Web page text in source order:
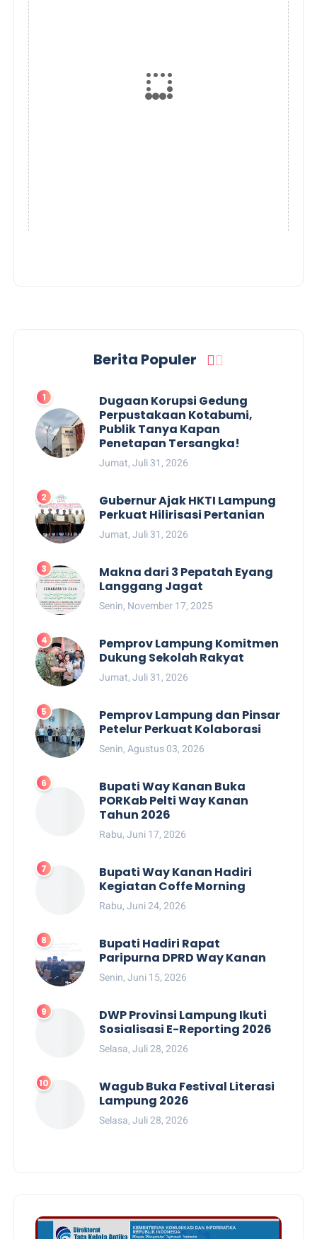
Berita Populer
Dugaan Korupsi Gedung
Perpustakaan Kotabumi,
Publik Tanya Kapan
Penetapan Tersangka!
Jumat, Juli 31, 2026
Gubernur Ajak HKTI Lampung
Perkuat Hilirisasi Pertanian
Jumat, Juli 31, 2026
Makna dari 3 Pepatah Eyang
Langgang Jagat
Senin, November 17, 2025
Pemprov Lampung Komitmen
Dukung Sekolah Rakyat
Jumat, Juli 31, 2026
Pemprov Lampung dan Pinsar
Petelur Perkuat Kolaborasi
Senin, Agustus 03, 2026
Bupati Way Kanan Buka
PORKab Pelti Way Kanan
Tahun 2026
Rabu, Juni 17, 2026
Bupati Way Kanan Hadiri
Kegiatan Coffe Morning
Rabu, Juni 24, 2026
Bupati Hadiri Rapat
Paripurna DPRD Way Kanan
Senin, Juni 15, 2026
DWP Provinsi Lampung Ikuti
Sosialisasi E-Reporting 2026
Selasa, Juli 28, 2026
Wagub Buka Festival Literasi
Lampung 2026
Selasa, Juli 28, 2026